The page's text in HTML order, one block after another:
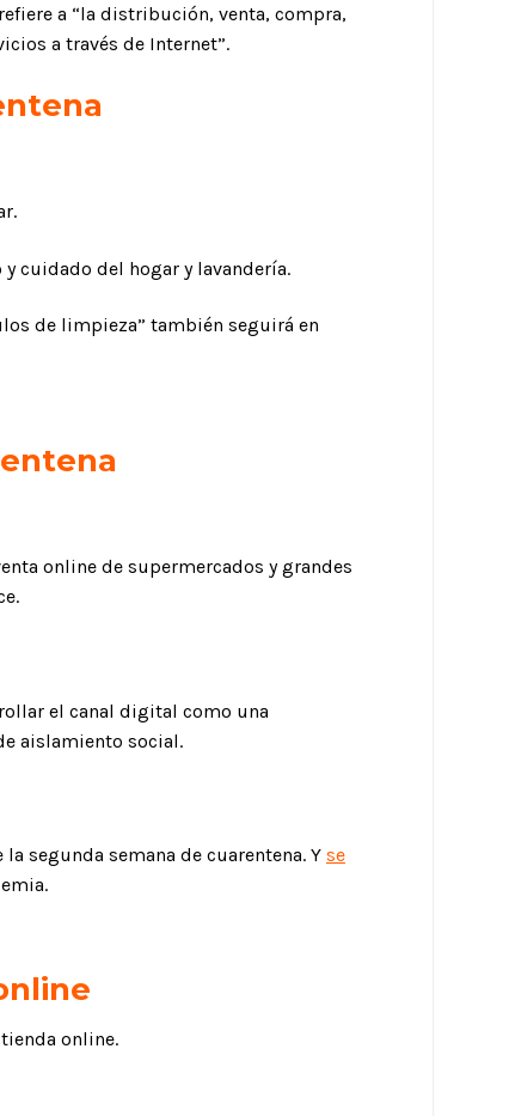
a “la distribución, venta, compra,
a través de Internet”.
cuidado del hogar y lavandería.
de limpieza” también seguirá en
online de supermercados y grandes
el canal digital como una
aislamiento social.
la segunda semana de cuarentena. Y se
online.